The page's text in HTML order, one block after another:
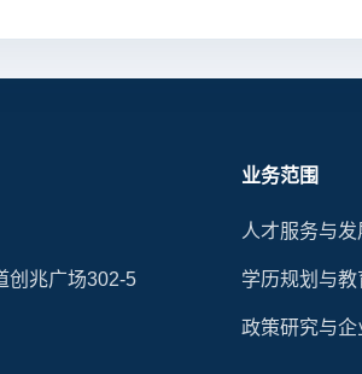
创兆广场302-5
业务范围
人才服务与
学历规划与教
政策研究与企